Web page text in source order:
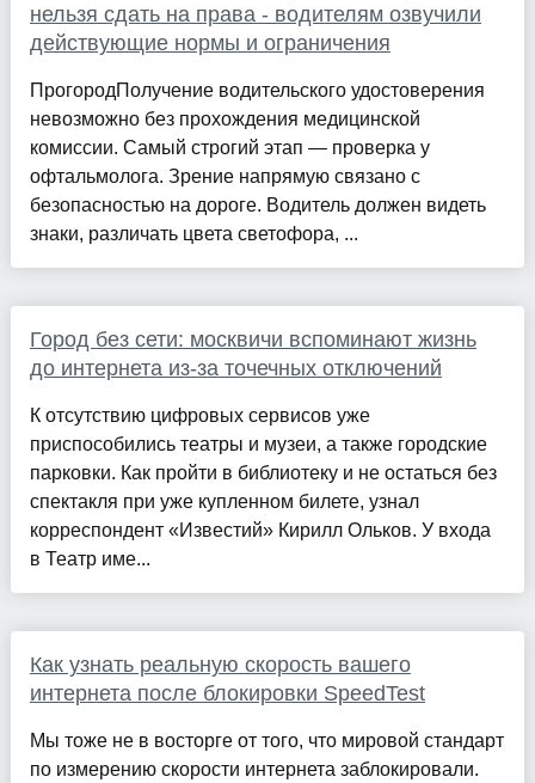
нельзя сдать на права - водителям озвучили
действующие нормы и ограничения
ПрогородПолучение водительского удостоверения
невозможно без прохождения медицинской
комиссии. Самый строгий этап — проверка у
офтальмолога. Зрение напрямую связано с
безопасностью на дороге. Водитель должен видеть
знаки, различать цвета светофора, ...
Город без сети: москвичи вспоминают жизнь
до интернета из-за точечных отключений
К отсутствию цифровых сервисов уже
приспособились театры и музеи, а также городские
парковки. Как пройти в библиотеку и не остаться без
спектакля при уже купленном билете, узнал
корреспондент «Известий» Кирилл Ольков. У входа
в Театр име...
Как узнать реальную скорость вашего
интернета после блокировки SpeedTest
Мы тоже не в восторге от того, что мировой стандарт
по измерению скорости интернета заблокировали.